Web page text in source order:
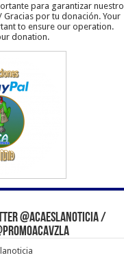
para garantizar nuestro
por tu donación. Your
to ensure our operation.
donation.
@acaeslanoticia /